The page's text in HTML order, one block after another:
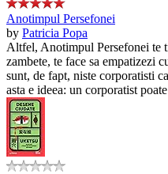
Anotimpul Persefonei
by Patricia Popa
Altfel, Anotimpul Persefonei te
zambete, te face sa empatizezi
sunt, de fapt, niste corporatisti
asta e ideea: un corporatist